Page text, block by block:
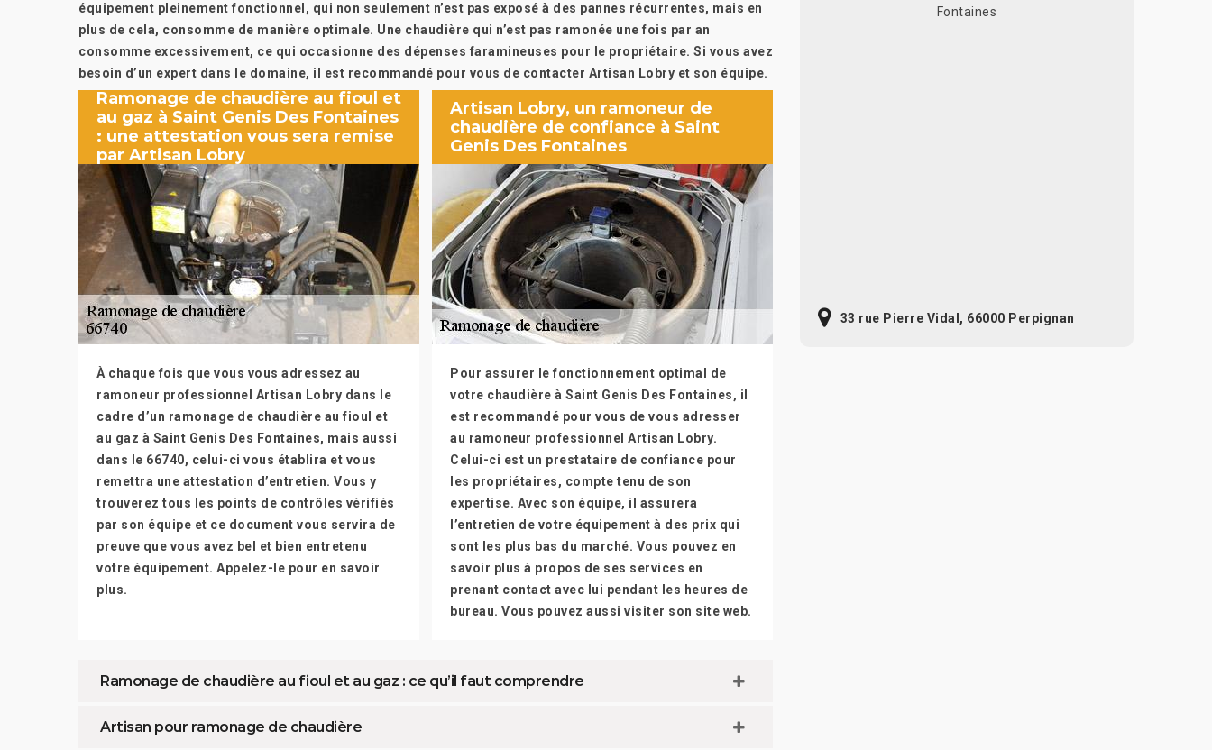
équipement pleinement fonctionnel, qui non seulement n’est pas exposé à des pannes récurrentes, mais en
plus de cela, consomme de manière optimale. Une chaudière qui n’est pas ramonée une fois par an
consomme excessivement, ce qui occasionne des dépenses faramineuses pour le propriétaire. Si vous avez
besoin d’un expert dans le domaine, il est recommandé pour vous de contacter Artisan Lobry et son équipe.
Ramonage de chaudière au fioul et
au gaz à Saint Genis Des Fontaines
: une attestation vous sera remise
par Artisan Lobry
À chaque fois que vous vous adressez au
ramoneur professionnel Artisan Lobry dans le
cadre d’un ramonage de chaudière au fioul et
au gaz à Saint Genis Des Fontaines, mais aussi
dans le 66740, celui-ci vous établira et vous
remettra une attestation d’entretien. Vous y
trouverez tous les points de contrôles vérifiés
par son équipe et ce document vous servira de
preuve que vous avez bel et bien entretenu
votre équipement. Appelez-le pour en savoir
plus.
Artisan Lobry, un ramoneur de
chaudière de confiance à Saint
Genis Des Fontaines
Pour assurer le fonctionnement optimal de
votre chaudière à Saint Genis Des Fontaines, il
est recommandé pour vous de vous adresser
au ramoneur professionnel Artisan Lobry.
Celui-ci est un prestataire de confiance pour
les propriétaires, compte tenu de son
expertise. Avec son équipe, il assurera
l’entretien de votre équipement à des prix qui
sont les plus bas du marché. Vous pouvez en
savoir plus à propos de ses services en
prenant contact avec lui pendant les heures de
bureau. Vous pouvez aussi visiter son site web.
Ramonage de chaudière au fioul et au gaz : ce qu’il faut comprendre
Artisan pour ramonage de chaudière
Fontaines
33 rue Pierre Vidal, 66000 Perpignan